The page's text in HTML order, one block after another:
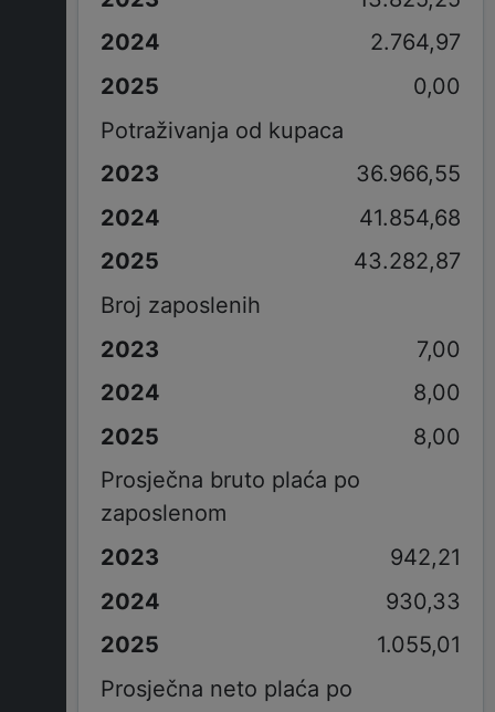
2.764,97
0,00
Potraživanja od kupaca
36.966,55
41.854,68
43.282,87
Broj zaposlenih
7,00
8,00
8,00
Prosječna bruto plaća po
zaposlenom
942,21
930,33
1.055,01
Prosječna neto plaća po